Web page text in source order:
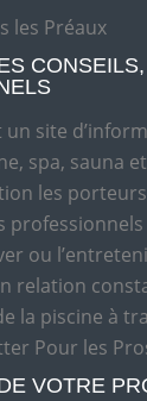
les Préaux
un site
spa, sauna
les
ou
relation
la piscine à
Pour les
VOTRE